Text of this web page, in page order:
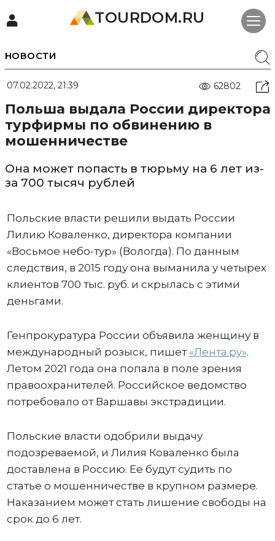
TOURDOM.RU
НОВОСТИ
07.02.2022, 21:39 62802
Польша выдала России директора
турфирмы по обвинению в
мошенничестве
Она может попасть в тюрьму на 6 лет из-
за 700 тысяч рублей
Польские власти решили выдать России
Лилию Коваленко, директора компании
«Восьмое небо-тур» (Вологда). По данным
следствия, в 2015 году она выманила у четырех
клиентов 700 тыс. руб. и скрылась с этими
деньгами.
Генпрокуратура России объявила женщину в
международный розыск, пишет «Лента.ру».
Летом 2021 года она попала в поле зрения
правоохранителей. Российское ведомство
потребовало от Варшавы экстрадиции.
Польские власти одобрили выдачу
подозреваемой, и Лилия Коваленко была
доставлена в Россию. Ее будут судить по
статье о мошенничестве в крупном размере.
Наказанием может стать лишение свободы на
срок до 6 лет.